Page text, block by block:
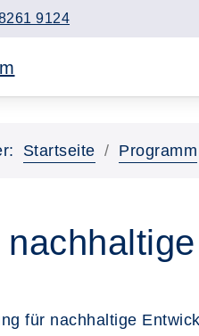
9124
Startseite Programm
für nachhaltige